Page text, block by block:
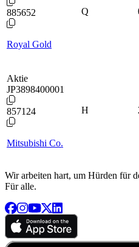
885652
Royal Gold
Q
Aktie
JP3898400001
857124
Mitsubishi Co.
H
Wir arbeiten hart, um Hürden für
Für alle.